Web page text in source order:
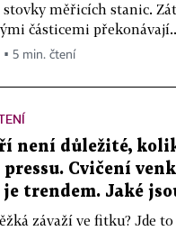
stovky měřicích stanic.
částicemi
▪ 5 min. čtení
není důležité,
pressu. Cvičení
je trendem. Jaké
závaží ve fitku? Jde